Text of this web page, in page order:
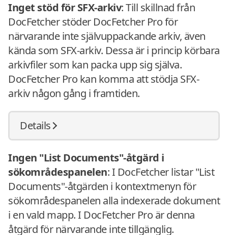
Inget stöd för SFX-arkiv: Till skillnad från
DocFetcher stöder DocFetcher Pro för
närvarande inte självuppackande arkiv, även
kända som SFX-arkiv. Dessa är i princip körbara
arkivfiler som kan packa upp sig själva.
DocFetcher Pro kan komma att stödja SFX-
arkiv någon gång i framtiden.
Details
Ingen "List Documents"-åtgärd i
sökområdespanelen: I DocFetcher listar "List
Documents"-åtgärden i kontextmenyn för
sökområdespanelen alla indexerade dokument
i en vald mapp. I DocFetcher Pro är denna
åtgärd för närvarande inte tillgänglig.